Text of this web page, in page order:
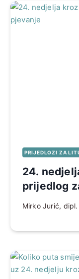
PRIJEDLOZI ZA
24.
prijedlog
Mirko Jurić,